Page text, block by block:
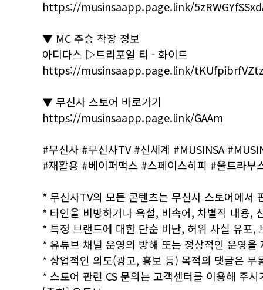
https://musinsaapp.page.link/
▼ MC 주승 착장 정보
아디다스 ▷트리포일 티 - 화이트
https://musinsaapp.page.link/
▼ 무신사 스토어 바로가기
https://musinsaapp.page.link/GAAm
#무신사 #무신사TV #신세계 #MUSINSA
#재활용 #베이퍼맥스 #스페이스히피 #울트라
* 무신사TV의 모든 콘텐츠는 무신사 스토어에서
* 타인을 비방하거나 욕설, 비속어, 차별적 내용,
* 특정 브랜드에 대한 단순 비난, 허위 사실 유포
* 유튜브 채널 운영의 방해 또는 정상적인 운영
* 상업적인 의도(광고, 홍보 등) 목적의 댓글은 무
* 스토어 관련 CS 문의는 고객센터를 이용해 주시